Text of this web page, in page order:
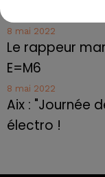
8 mai 2022
Le rappeur
E=M6
8 mai 2022
Aix : "Journée
électro !